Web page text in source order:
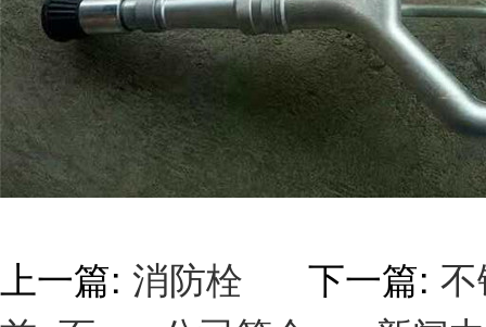
上一篇: 消防栓 下一篇: